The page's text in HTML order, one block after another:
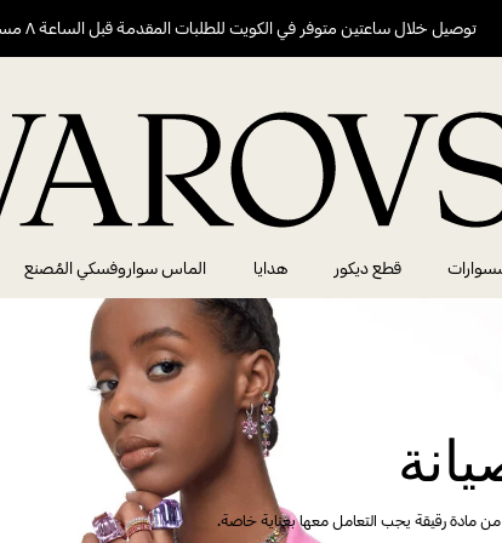
توصيل خلال ساعتين متوفر في الكويت للطلبات المقدمة قبل الساعة ٨ مساءً
قطع ديكور هدايا الماس سواروفسكي المُصنع
مادة رقيقة يجب التعامل معها بعناية خاصة.